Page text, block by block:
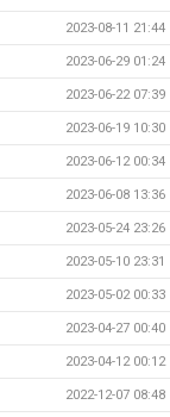
2023-08-11 21:44
2023-06-29 01:24
2023-06-22 07:39
2023-06-19 10:30
2023-06-12 00:34
2023-06-08 13:36
2023-05-24 23:26
2023-05-10 23:31
2023-05-02 00:33
2023-04-27 00:40
2023-04-12 00:12
2022-12-07 08:48